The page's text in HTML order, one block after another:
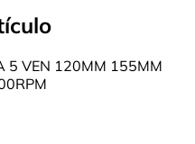
5 VEN 120MM 155MM